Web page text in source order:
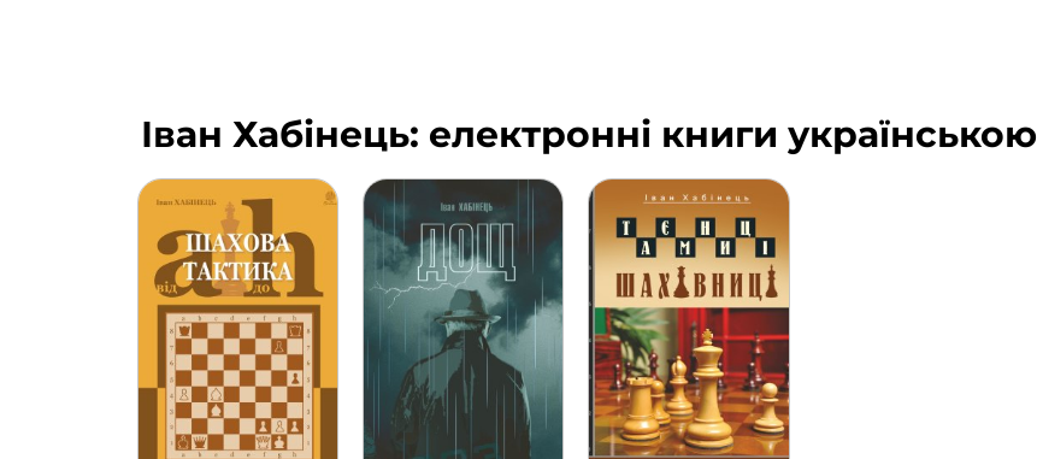
Іван Хабінець: електронні книги українською